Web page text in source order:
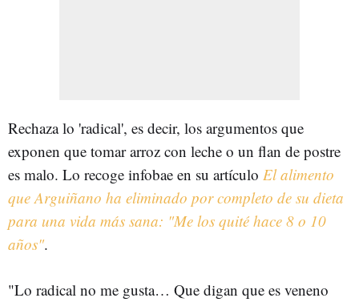
Rechaza lo 'radical', es decir, los argumentos que
exponen que tomar arroz con leche o un flan de postre
es malo. Lo recoge infobae en su artículo El alimento
que Arguiñano ha eliminado por completo de su dieta
para una vida más sana: "Me los quité hace 8 o 10
años".
"Lo radical no me gusta… Que digan que es veneno